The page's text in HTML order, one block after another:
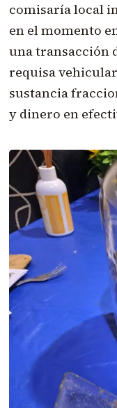
comisaría local
en el momento
una transacción
requisa
sustancia
y dinero en